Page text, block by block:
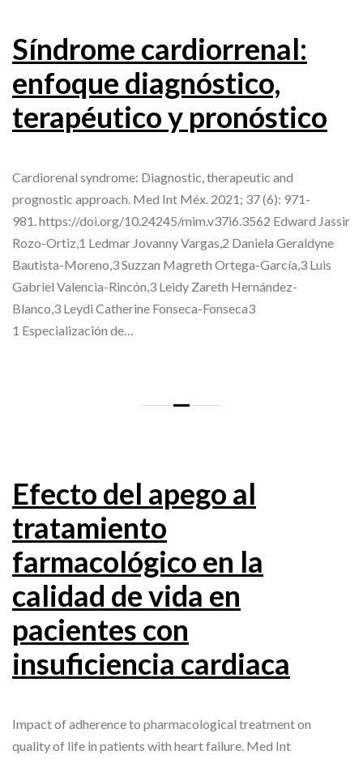
Síndrome cardiorrenal:
enfoque diagnóstico,
terapéutico y pronóstico
Cardiorenal syndrome: Diagnostic, therapeutic and
prognostic approach. Med Int Méx. 2021; 37 (6): 971-
981. https://doi.org/10.24245/mim.v37i6.3562 Edward Jassir
Rozo-Ortiz,1 Ledmar Jovanny Vargas,2 Daniela Geraldyne
Bautista-Moreno,3 Suzzan Magreth Ortega-García,3 Luis
Gabriel Valencia-Rincón,3 Leidy Zareth Hernández-
Blanco,3 Leydi Catherine Fonseca-Fonseca3
1 Especialización de…
Efecto del apego al
tratamiento
farmacológico en la
calidad de vida en
pacientes con
insuficiencia cardiaca
Impact of adherence to pharmacological treatment on
quality of life in patients with heart failure. Med Int